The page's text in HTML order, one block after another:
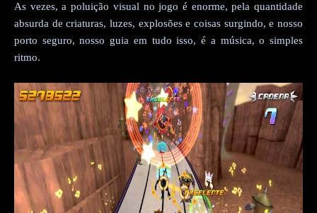
As vezes, a poluição visual no jogo é enorme, pela quantidade
absurda de criaturas, luzes, explosões e coisas surgindo, e nosso
porto seguro, nosso guia em tudo isso, é a música, o simples
ritmo.